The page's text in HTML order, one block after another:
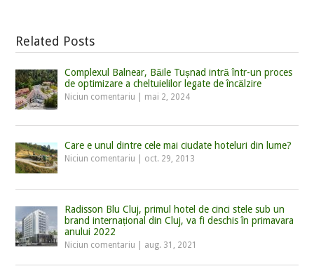
Related Posts
Complexul Balnear, Băile Tușnad intră într-un proces
de optimizare a cheltuielilor legate de încălzire
Niciun comentariu mai 2, 2024
Care e unul dintre cele mai ciudate hoteluri din lume?
Niciun comentariu oct. 29, 2013
Radisson Blu Cluj, primul hotel de cinci stele sub un
brand internațional din Cluj, va fi deschis în primavara
anului 2022
Niciun comentariu aug. 31, 2021